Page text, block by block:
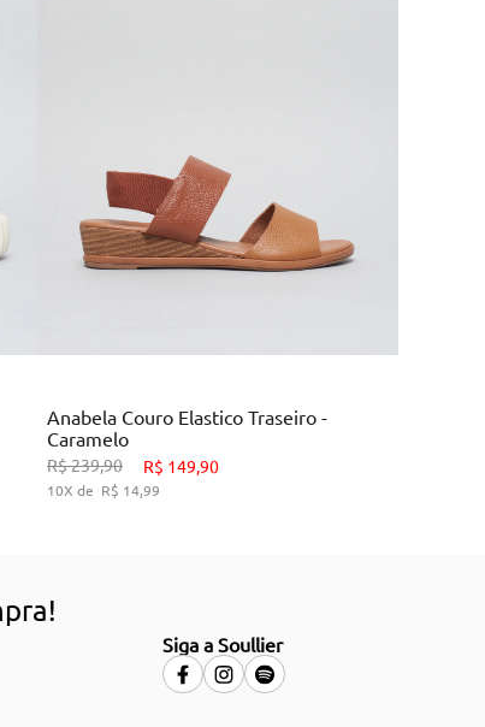
33 34
ADICIONAR AO CARRINHO
Anabela Couro Elastico Traseiro -
Caramelo
R$239,90 R$ 149,90
10 R$ 14,99
Siga a Soullier